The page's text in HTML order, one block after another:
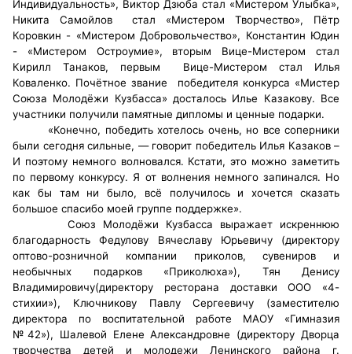
Индивидуальность», Виктор Дзюба стал «Мистером Улыбка»,
Никита Самойлов стал «Мистером Творчество», Пётр
Коровкин - «Мистером Добровольчество», Константин Юдин
- «Мистером Остроумие», вторым Вице-Мистером стал
Кирилл Танаков, первым Вице-Мистером стал Илья
Коваленко. Почётное звание победителя конкурса «Мистер
Союза Молодёжи Кузбасса» досталось Илье Казакову. Все
участники получили памятные дипломы и ценные подарки.
«Конечно, победить хотелось очень, но все соперники
были сегодня сильные, — говорит победитель Илья Казаков –
И поэтому немного волновался. Кстати, это можно заметить
по первому конкурсу. Я от волнения немного запинался. Но
как бы там ни было, всё получилось и хочется сказать
большое спасибо моей группе поддержке».
Союз Молодёжи Кузбасса выражает искреннюю
благодарность Федулову Вячеславу Юрьевичу (директору
оптово-розничной компании приколов, сувениров и
необычных подарков «Приколюха»), Тян Денису
Владимировичу(директору ресторана доставки ООО «4-
стихии»), Ключникову Павлу Сергеевичу (заместителю
директора по воспитательной работе МАОУ «Гимназия
№42»), Шалевой Елене Александровне (директору Дворца
творчества детей и молодежи
Ленинского района г.